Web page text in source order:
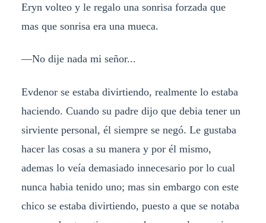
Eryn volteo y le regalo una sonrisa forzada que
mas que sonrisa era una mueca.
—No dije nada mi señor...
Evdenor se estaba divirtiendo, realmente lo estaba
haciendo. Cuando su padre dijo que debia tener un
sirviente personal, él siempre se negó. Le gustaba
hacer las cosas a su manera y por él mismo,
ademas lo veía demasiado innecesario por lo cual
nunca habia tenido uno; mas sin embargo con este
chico se estaba divirtiendo, puesto a que se notaba